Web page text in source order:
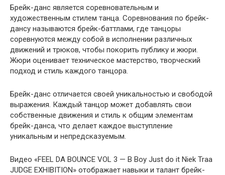
Брейк-данс является соревновательным и
художественным стилем танца. Соревнования по брейк-
дансу называются брейк-баттлами, где танцоры
соревнуются между собой в исполнении различных
движений и трюков, чтобы покорить публику и жюри.
Жюри оценивает техническое мастерство, творческий
подход и стиль каждого танцора.
Брейк-данс отличается своей уникальностью и свободой
выражения. Каждый танцор может добавлять свои
собственные движения и стиль к общим элементам
брейк-данса, что делает каждое выступление
уникальным и непредсказуемым.
Видео «FEEL DA BOUNCE VOL 3 — B Boy Just do it Niek Traa
JUDGE EXHIBITION» отображает навыки и талант брейк-